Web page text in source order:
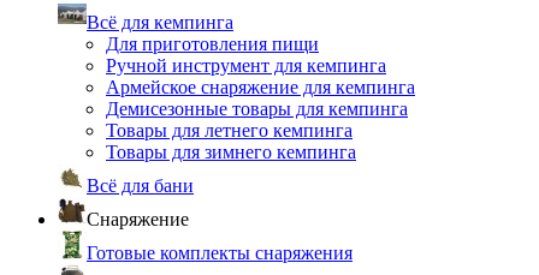
Всё для кемпинга
Для приготовления пищи
Ручной инструмент для кемпинга
Армейское снаряжение для кемпинга
Демисезонные товары для кемпинга
Товары для летнего кемпинга
Товары для зимнего кемпинга
Всё для бани
Снаряжение
Готовые комплекты снаряжения